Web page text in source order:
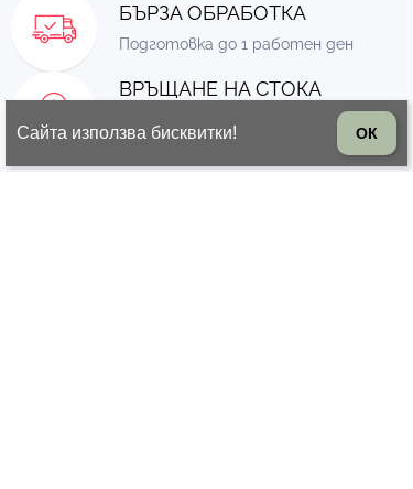
БЪРЗА ОБРАБОТКА
Подготовка до 1 работен ден
ВРЪЩАНЕ НА СТОКА
стоката
Сайта използва бисквитки! ОК